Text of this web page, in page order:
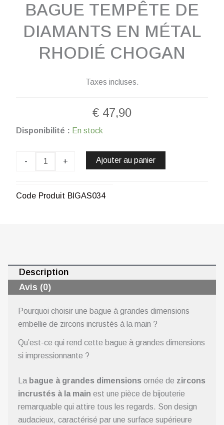
BAGUE TEMPÊTE DE
DIAMANTS EN MÉTAL
RHODIÉ CHOGAN
Taxes incluses.
€ 47,90
Disponibilité : En stock
-
quantité
métal
+ Ajouter au panier
Code Produit BIGAS034
Description
Avis (0)
Pourquoi choisir une bague à grandes dimensions
embellie de zircons incrustés à la main ?
Qu’est-ce qui rend cette bague à grandes dimensions
si impressionnante ?
La bague à grandes dimensions ornée de zircons
incrustés à la main est une pièce de bijouterie
remarquable qui attire tous les regards. Son design
audacieux, caractérisé par une surface supérieure